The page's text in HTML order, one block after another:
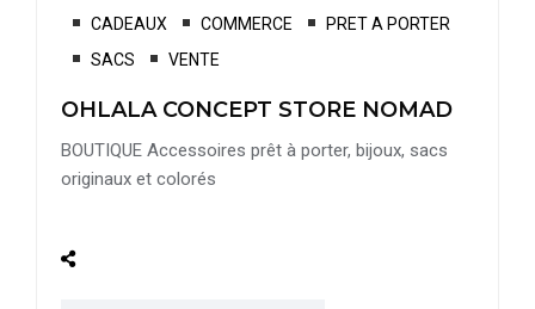
CADEAUX
COMMERCE
PRET A PORTER
SACS
VENTE
OHLALA CONCEPT STORE NOMAD
BOUTIQUE Accessoires prêt à porter, bijoux, sacs
originaux et colorés